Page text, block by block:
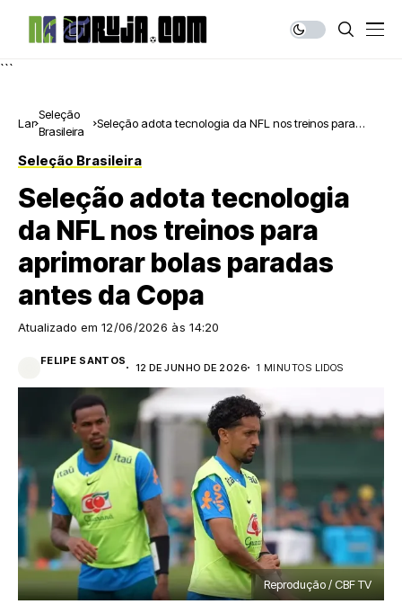
```
Lar
Seleção
Brasileira
Seleção adota tecnologia da NFL nos treinos para
Seleção Brasileira
Seleção adota tecnologia
da NFL nos treinos para
aprimorar bolas paradas
antes da Copa
Atualizado em 12/06/2026 às 14:20
FELIPE SANTOS
12 DE JUNHO DE 2026 1 MINUTOS LIDOS
Reprodução / CBF TV